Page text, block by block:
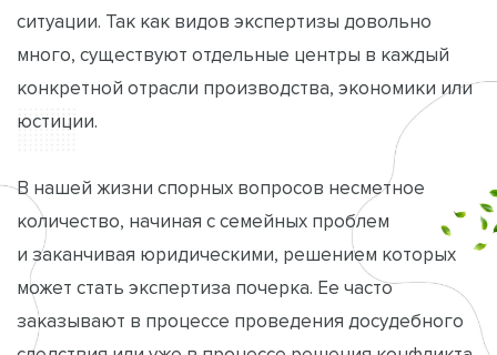
ситуации. Так как видов экспертизы довольно
много, существуют отдельные центры в каждый
конкретной отрасли производства, экономики или
юстиции.
В нашей жизни спорных вопросов несметное
количество, начиная с семейных проблем
и заканчивая юридическими, решением которых
может стать экспертиза почерка. Ее часто
заказывают в процессе проведения досудебного